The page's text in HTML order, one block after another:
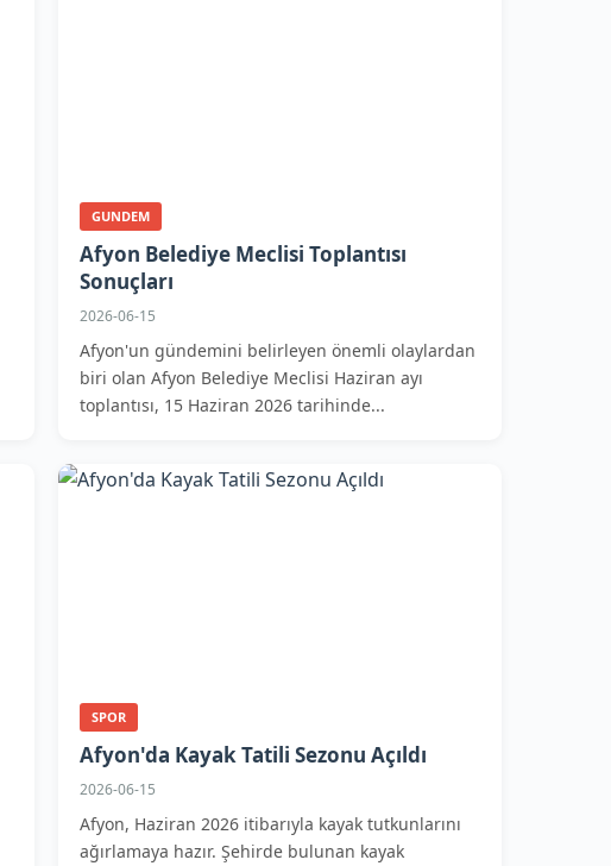
GUNDEM
Afyon Belediye Meclisi Toplantısı
Sonuçları
2026-06-15
Afyon'un gündemini belirleyen önemli olaylardan
biri olan Afyon Belediye Meclisi Haziran ayı
toplantısı, 15 Haziran 2026 tarihinde...
SPOR
Afyon'da Kayak Tatili Sezonu Açıldı
2026-06-15
Afyon, Haziran 2026 itibarıyla kayak tutkunlarını
ağırlamaya hazır. Şehirde bulunan kayak